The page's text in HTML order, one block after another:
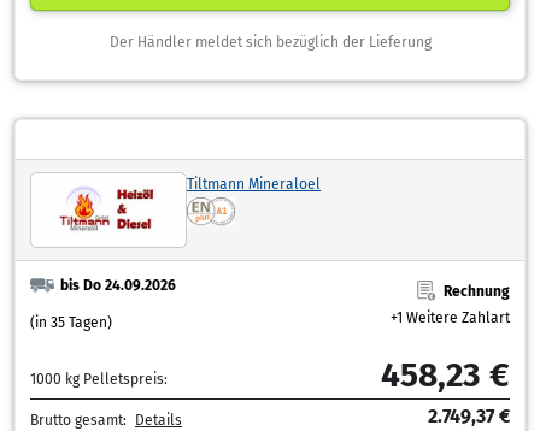
Der Händler meldet sich bezüglich der Lieferung
Tiltmann Mineraloel
bis Do 24.09.2026
(in 35 Tagen)
Rechnung
+1 Weitere Zahlart
1000 kg Pelletspreis: 458,23 €
Brutto gesamt: Details 2.749,37 €